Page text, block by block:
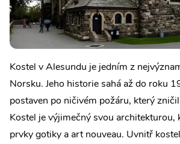
Kostel v Alesundu je jedním z
Norsku. Jeho historie sahá až do roku
postaven po ničivém požáru, který
Kostel je výjimečný svou architekturou,
prvky gotiky a art nouveau. Uvnitř